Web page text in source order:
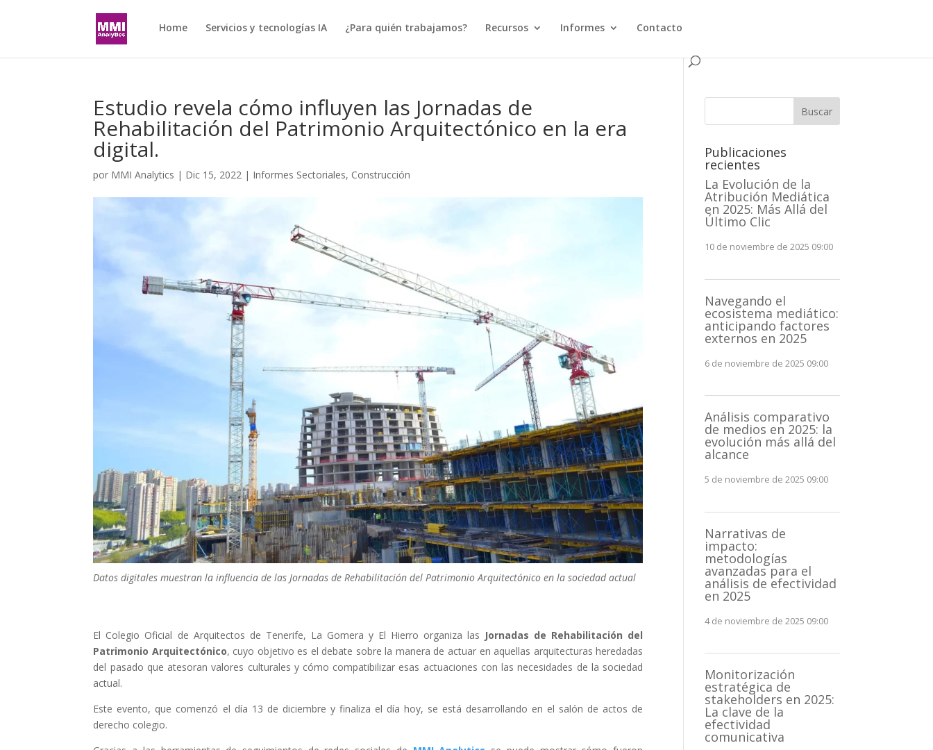
Home Servicios y tecnologías IA ¿Para quién trabajamos? Recursos Informes Contacto
Estudio revela cómo influyen las Jornadas de
Rehabilitación del Patrimonio Arquitectónico en la era
digital.
por MMI Analytics | Dic 15, 2022 | Informes Sectoriales, Construcción
Datos digitales muestran la influencia de las Jornadas de Rehabilitación del Patrimonio Arquitectónico en la sociedad actual
El Colegio Oficial de Arquitectos de Tenerife, La Gomera y El Hierro organiza las Jornadas de Rehabilitación del
Patrimonio Arquitectónico, cuyo objetivo es el debate sobre la manera de actuar en aquellas arquitecturas heredadas
del pasado que atesoran valores culturales y cómo compatibilizar esas actuaciones con las necesidades de la sociedad
actual.
Este evento, que comenzó el día 13 de diciembre y finaliza el día hoy, se está desarrollando en el salón de actos de
derecho colegio.
Buscar
Publicaciones
recientes
La Evolución de la
Atribución Mediática
en 2025: Más Allá del
Último Clic
10 de noviembre de 2025 09:00
Navegando el
ecosistema mediático:
anticipando factores
externos en 2025
6 de noviembre de 2025 09:00
Análisis comparativo
de medios en 2025: la
evolución más allá del
alcance
5 de noviembre de 2025 09:00
Narrativas de
impacto:
metodologías
avanzadas para el
análisis de efectividad
en 2025
4 de noviembre de 2025 09:00
Monitorización
estratégica de
stakeholders en 2025:
La clave de la
efectividad
comunicativa